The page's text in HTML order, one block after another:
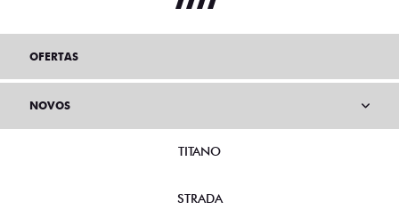
OFERTAS
NOVOS
TITANO
STRADA